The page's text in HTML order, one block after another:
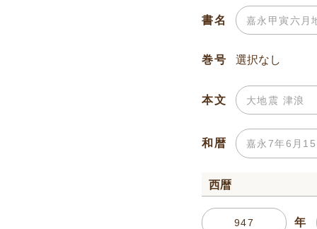
書名
巻号
本文
和暦
西暦
年